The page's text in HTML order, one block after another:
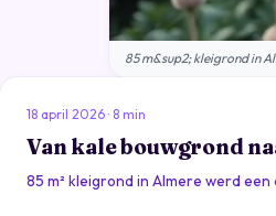
85 m&sup2; kleigrond in
18 april 2026 · 8 min
Van kale bouwgrond
85 m² kleigrond in Almere werd